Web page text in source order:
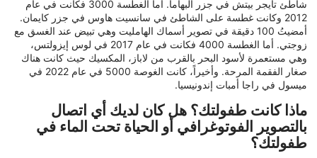
شاطئ تايجر بيتش في جزر البهاما. أما الغطسة 3000 فكانت في عام
2012 وكانت غطسة على الشاطئ في سانسيت هاوس في جزر كايمان.
أمضيتُ 100 دقيقة في تصوير أسماك الهامليت وهي تبيض عند الغسق مع
زوجتي. أما الغطسة 4000 فكانت في عام 2017 في لوس إيزولتس،
وهي مستعمرة لأسود البحر بالقرب من لاباز، المكسيك حيث كانت هناك
صغار الفقمة المرحة. وأخيراً، كانت الغوصة 5000 في عام 2022 في
ميسول في راجا أمبات إندونيسيا.
ماذا كانت طفولتك؟ هل كان لديك أي اتصال
بالتصوير الفوتوغرافي أو الحياة تحت الماء في
طفولتك؟